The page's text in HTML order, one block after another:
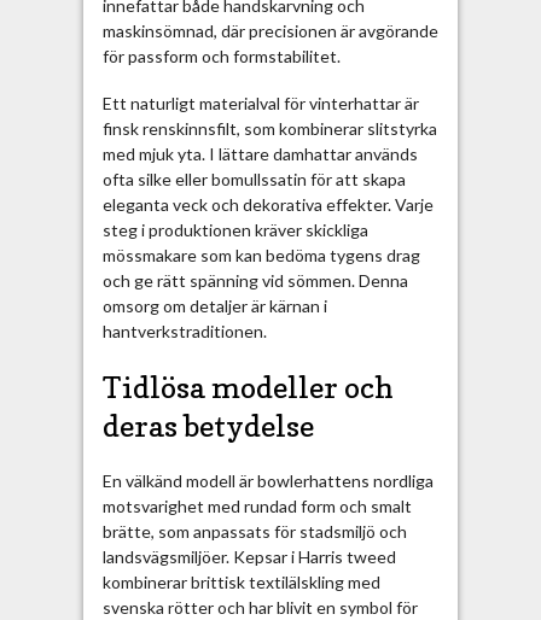
innefattar både handskarvning och
maskinsömnad, där precisionen är avgörande
för passform och formstabilitet.
Ett naturligt materialval för vinterhattar är
finsk renskinnsfilt, som kombinerar slitstyrka
med mjuk yta. I lättare damhattar används
ofta silke eller bomullssatin för att skapa
eleganta veck och dekorativa effekter. Varje
steg i produktionen kräver skickliga
mössmakare som kan bedöma tygens drag
och ge rätt spänning vid sömmen. Denna
omsorg om detaljer är kärnan i
hantverkstraditionen.
Tidlösa modeller och
deras betydelse
En välkänd modell är bowlerhattens nordliga
motsvarighet med rundad form och smalt
brätte, som anpassats för stadsmiljö och
landsvägsmiljöer. Kepsar i Harris tweed
kombinerar brittisk textilälskling med
svenska rötter och har blivit en symbol för